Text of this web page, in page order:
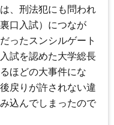
、刑法犯にも問われ
口入試）につなが
ったスンシルゲート
試を認めた大学総長
ほどの大事件にな
戻りが許されない違
込んでしまったので